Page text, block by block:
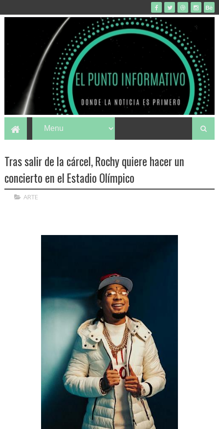
Tras salir de la cárcel, Rochy quiere hacer un
concierto en el Estadio Olímpico
ARTE